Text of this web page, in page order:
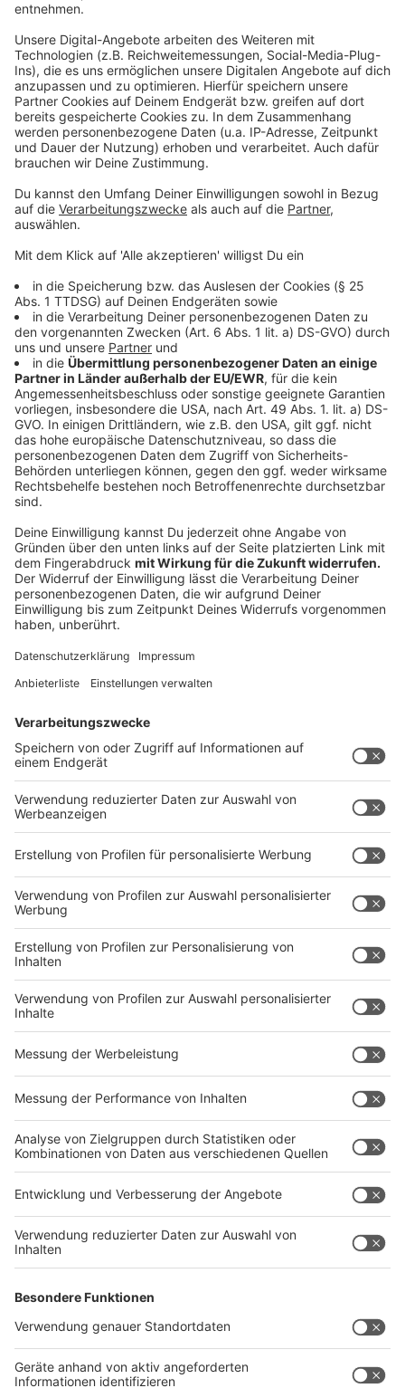
oder Risikogruppen könnten dadurch schneller geimpft
werden.
Anzeige
Ein kostenloser Schnelltest pro Woche für
jeden Bürger
Außerdem steht fest, dass alle Bürger, die noch keine
Schnelltest pro Woche inklusive einer Bescheinigung
über das Testergebnis bekommen sollen. Allerdings
wird sich dieses Vorhaben verzögern. Startzeitpunkt
soll wohl Ende März sein.
Anzeige
Einführung einer nationalen Teststrategie
Anzeige
Bund und Länder verfolgen das Ziel einernationalen
Teststrategie, die bis zum April immer mehr
umgesetzt werden soll. Unternehmen sollen
Beschäftigte in Präsenz pro Woche einen Corona-Test
ermöglichen. In
Präsenzwoche mindestens ein kostenlosen
Schnelltest bei Personal und Schüler*innen
asymptomatischen Bürger*innen wird ein kostenloser
Test zur Verfügung gestellt. Alle Kosten übernimmt
dann wohl der Bund.
Anzeige
Anzeige
Sollte es in gewissen Gebieten wieder eine Inzidenz
über 100 Neuinfektionen pro 100.000 Einwohner
binnen sieben Tagen, drei Tage in Folge geben, dann
sollen die Regeln, die bis zum 7. März gegolten haben,
wieder greifen. Die sogenannte Corona-Notbremse
tritt dann in Kraft.
Anzeige
Nächster Bund-Länder-Gipfel am 22. März
Anzeige
Wie es in Deutschland weitergeht, vor allem in Hinblick
Fahrplan rund um Ostern, wird auf der nächsten
Schalte zwischen Bundeskanzlerin Merkel und den
Ministerpräsident*innen am 22. März entschieden.
Autor: Joachim Schultheis (mit dpa)